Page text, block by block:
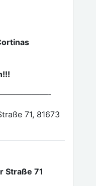
71, 81673
Straße 71